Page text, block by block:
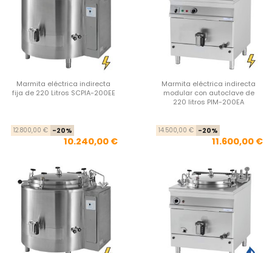
Marmita eléctrica indirecta
fija de 220 Litros SCPIA-200EE
Precio base
12.800,00 € -20%
10.240,00 €
Marmita eléctrica indirecta
modular con autoclave de
220 litros PIM-200EA
14.500,00 € -20%
11.600,00 €